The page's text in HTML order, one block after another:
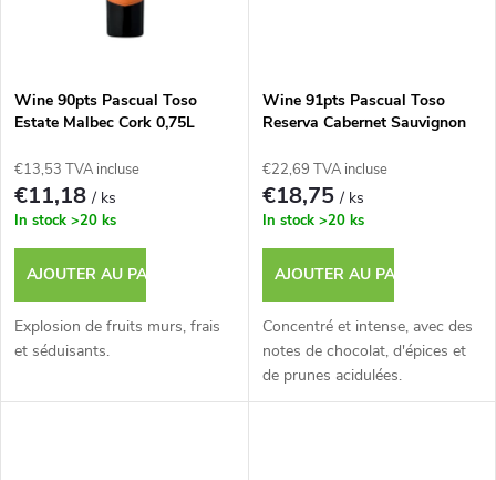
t
s
Wine 90pts Pascual Toso
Estate Malbec Cork 0,75L
€13,53 TVA incluse
€11,18/ ks
In stock >20 ks
AJOUTER AU PANIER
Explosion de fruits murs, frais
et séduisants.
Wine 91pts Pascual Toso
Reserva Cabernet Sauvignon
€22,69 TVA incluse
€18,75/ ks
In stock >20 ks
AJOUTER AU PANIER
Concentré et intense, avec des
notes de chocolat, d'épices et
de prunes acidulées.